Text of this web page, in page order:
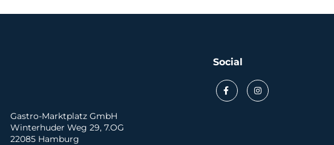
Gastro-Marktplatz GmbH
Winterhuder Weg 29, 7.OG
22085 Hamburg
Social